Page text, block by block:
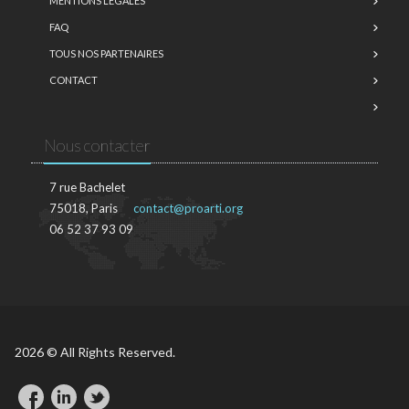
FAQ
TOUS NOS PARTENAIRES
CONTACT
Nous contacter
7 rue Bachelet
75018, Paris
06 52 37 93 09
contact@proarti.org
2026 © All Rights Reserved.